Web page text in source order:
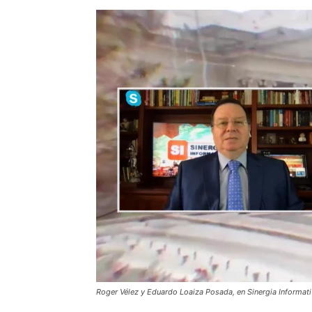
Roger Vélez y Eduardo Loaiza Posada, en Sinergia